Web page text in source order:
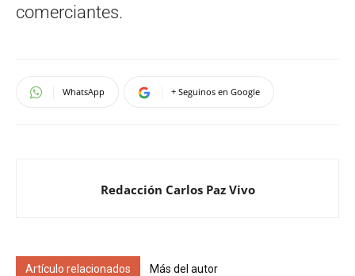
comerciantes.
WhatsApp + Seguinos en Google
Redacción Carlos Paz Vivo
Artículo relacionados Más del autor